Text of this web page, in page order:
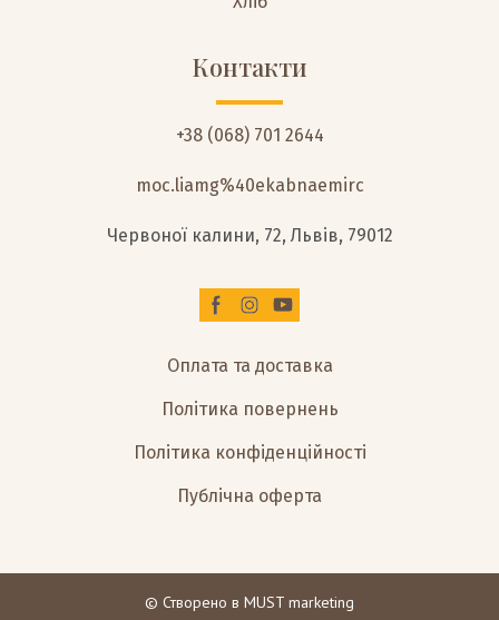
Контакти
+38 (068) 701 2644
moc.liamg%40ekabnaemirc
Червоної калини, 72, Львів, 79012
Оплата та доставка
Політика повернень
Політика конфіденційності
Публічна оферта
© Створено в MUST marketing